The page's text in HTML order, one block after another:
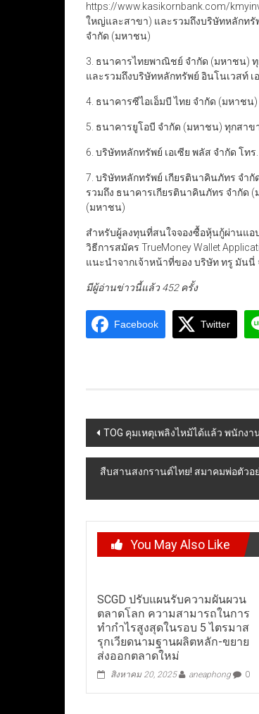
https://www.kasikornbank.com/
ใหญ่และสาขา) และรวมถึงบริษัทหลักทรั
จำกัด (มหาชน)
3. ธนาคารไทยพาณิชย์ จำกัด (มหาชน) ทุ
และรวมถึงบริษัทหลักทรัพย์ อินโนเวสท์
4. ธนาคารซีไอเอ็มบี ไทย จำกัด (มหาชน
5. ธนาคารยูโอบี จำกัด (มหาชน) ทุกสาข
6. บริษัทหลักทรัพย์ เอเซีย พลัส จำกัด โทร
7. บริษัทหลักทรัพย์ เกียรตินาคินภัทร จำกั
รวมถึง ธนาคารเกียรตินาคินภัทร จำกัด
(มหาชน)
สำหรับผู้ลงทุนที่สนใจจองซื้อหุ้นกู้ผ่านแอ
วิธีการสมัคร TrueMoneyWallet
แนะนำจากเจ้าหน้าที่ของ บริษัท ทรู มันนี่
มีผู้อ่านข่าวนี้แล้ว 452 ครั้ง
Facebook Twitter
Post
navigation
TOG คุมเหตุเพลิงไหม้ได้แล้ว พนัก
สืบสานสงกรานต์ไทย! สมาคมพ่อตัว
You May Also Like
SCGD ปรับแผนรับความผันผวน
ตลาดโลก ความสามารถในการ
ทำกำไรสูงสุดในรอบ 5 ไตรมาส
รุกเวียดนามฐานผลิตหลัก-ขยาย
ส่งออกตลาดใหม่
สิงหาคม 20, 2025 aneaphong 0